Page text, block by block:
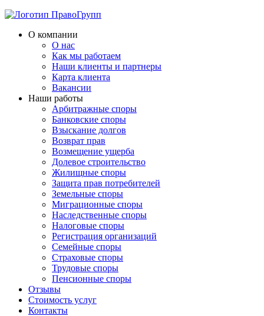
О компании
О нас
Как мы работаем
Наши клиенты и партнеры
Карта клиента
Вакансии
Наши работы
Арбитражные споры
Банковские споры
Взыскание долгов
Возврат прав
Возмещение ущерба
Долевое строительство
Жилищные споры
Защита прав потребителей
Земельные споры
Миграционные споры
Наследственные споры
Налоговые споры
Регистрация организаций
Семейные споры
Страховые споры
Трудовые споры
Пенсионные споры
Отзывы
Стоимость услуг
Контакты